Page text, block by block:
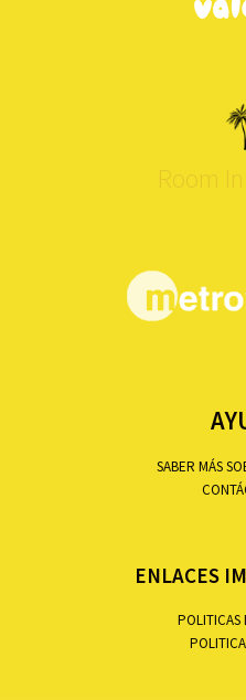
Room
SABER MÁS
ENLACES
POLITICAS